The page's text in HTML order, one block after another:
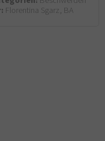
Florentina Sgarz, BA